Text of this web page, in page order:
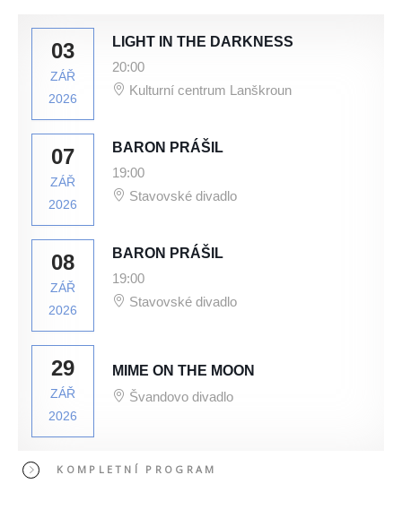
03
ZÁŘ
2026
LIGHT IN THE DARKNESS
20:00
Kulturní centrum Lanškroun
07
ZÁŘ
2026
BARON PRÁŠIL
19:00
Stavovské divadlo
08
ZÁŘ
2026
BARON PRÁŠIL
19:00
Stavovské divadlo
29
ZÁŘ
2026
MIME ON THE MOON
Švandovo divadlo
KOMPLETNÍ PROGRAM